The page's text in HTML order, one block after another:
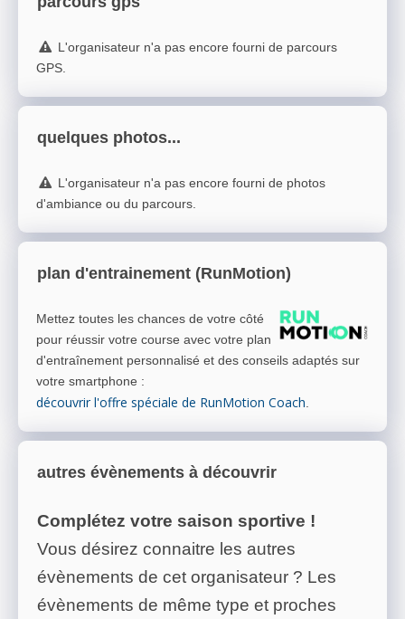
L'organisateur n'a pas encore fourni de parcours
GPS.
quelques photos...
L'organisateur n'a pas encore fourni de photos
d'ambiance ou du parcours.
plan d'entrainement (RunMotion)
Mettez toutes les chances de votre côté
pour réussir votre course avec votre plan
d'entraînement personnalisé et des conseils adaptés sur
votre smartphone :
découvrir l'offre spéciale de RunMotion Coach
autres évènements à découvrir
Complétez votre saison sportive !
Vous désirez connaitre les autres
évènements de cet organisateur ? Les
évènements de même type et proches